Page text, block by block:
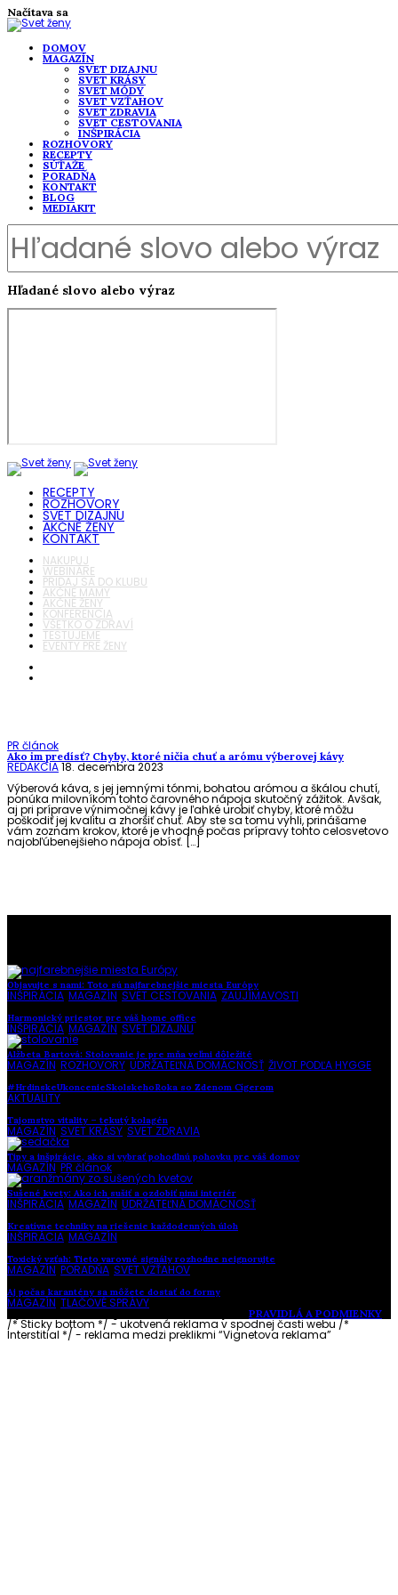
Načítava sa
DOMOV
MAGAZÍN
SVET DIZAJNU
SVET KRÁSY
SVET MÓDY
SVET VZŤAHOV
SVET ZDRAVIA
SVET CESTOVANIA
INŠPIRÁCIA
ROZHOVORY
RECEPTY
SÚŤAŽE
PORADŇA
KONTAKT
BLOG
MEDIAKIT
Hľadané slovo alebo výraz
RECEPTY
ROZHOVORY
SVET DIZAJNU
AKČNÉ ŽENY
KONTAKT
NAKUPUJ
WEBINÁRE
PRIDAJ SA DO KLUBU
AKČNÉ MAMY
AKČNÉ ŽENY
KONFERENCIA
VŠETKO O ZDRAVÍ
TESTUJEME
EVENTY PRE ŽENY
PR článok
Ako im predísť? Chyby, ktoré ničia chuť a arómu výberovej kávy
REDAKCIA18. decembra 2023
Výberová káva, s jej jemnými tónmi, bohatou arómou a škálou chutí,
ponúka milovníkom tohto čarovného nápoja skutočný zážitok. Avšak,
aj pri príprave výnimočnej kávy je ľahké urobiť chyby, ktoré môžu
poškodiť jej kvalitu a zhoršiť chuť. Aby ste sa tomu vyhli, prinášame
vám zoznam krokov, ktoré je vhodné počas prípravy tohto celosvetovo
najobľúbenejšieho nápoja obísť. […]
Objavujte s nami: Toto sú najfarebnejšie miesta Európy
INŠPIRÁCIA MAGAZÍN SVET CESTOVANIA ZAUJÍMAVOSTI
Harmonický priestor pre váš home office
INŠPIRÁCIA MAGAZÍN SVET DIZAJNU
Alžbeta Bartová: Stolovanie je pre mňa veľmi dôležité
MAGAZÍN ROZHOVORY UDRŽATEĽNÁ DOMÁCNOSŤ ŽIVOT PODĽA HYGGE
#HrdinskeUkoncenieSkolskehoRoka so Zdenom Cígerom
AKTUALITY
Tajomstvo vitality – tekutý kolagén
MAGAZÍN SVET KRÁSY SVET ZDRAVIA
Tipy a inšpirácie, ako si vybrať pohodlnú pohovku pre váš domov
MAGAZÍN PR článok
Sušené kvety: Ako ich sušiť a ozdobiť nimi interiér
INŠPIRÁCIA MAGAZÍN UDRŽATEĽNÁ DOMÁCNOSŤ
Kreatívne techniky na riešenie každodenných úloh
INŠPIRÁCIA MAGAZÍN
Toxický vzťah: Tieto varovné signály rozhodne neignorujte
MAGAZÍN PORADŇA SVET VZŤAHOV
Aj počas karantény sa môžete dostať do formy
MAGAZÍN TLAČOVÉ SPRÁVY
PRAVIDLÁ A PODMIENKY
/* Sticky bottom */ - ukotvená reklama v spodnej časti webu/*
Interstitial */ - reklama medzi preklikmi “Vignetova reklama”